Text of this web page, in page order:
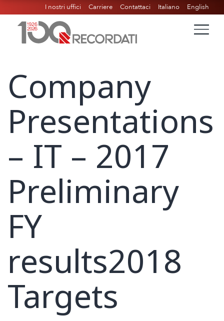
I nostri uffici Carriere Contattaci Italiano English
Company
Presentations
– IT – 2017
Preliminary
FY
results2018
Targets